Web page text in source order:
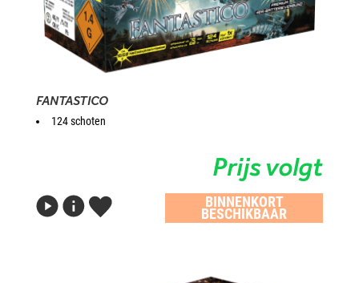
FANTASTICO
124 schoten
Prijs volgt
BINNENKORT
BESCHIKBAAR